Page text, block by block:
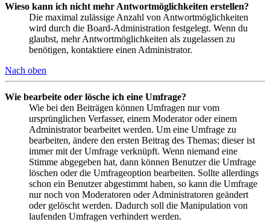
Wieso kann ich nicht mehr Antwortmöglichkeiten erstellen?
Die maximal zulässige Anzahl von Antwortmöglichkeiten
wird durch die Board-Administration festgelegt. Wenn du
glaubst, mehr Antwortmöglichkeiten als zugelassen zu
benötigen, kontaktiere einen Administrator.
Nach oben
Wie bearbeite oder lösche ich eine Umfrage?
Wie bei den Beiträgen können Umfragen nur vom
ursprünglichen Verfasser, einem Moderator oder einem
Administrator bearbeitet werden. Um eine Umfrage zu
bearbeiten, ändere den ersten Beitrag des Themas; dieser ist
immer mit der Umfrage verknüpft. Wenn niemand eine
Stimme abgegeben hat, dann können Benutzer die Umfrage
löschen oder die Umfrageoption bearbeiten. Sollte allerdings
schon ein Benutzer abgestimmt haben, so kann die Umfrage
nur noch von Moderatoren oder Administratoren geändert
oder gelöscht werden. Dadurch soll die Manipulation von
laufenden Umfragen verhindert werden.